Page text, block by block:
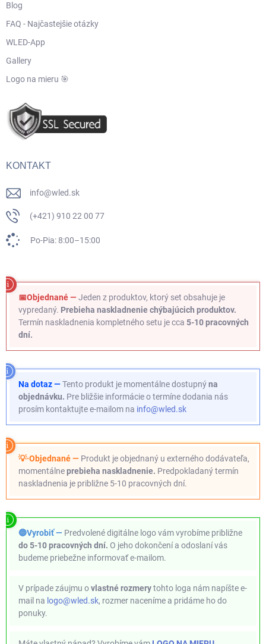
Blog
FAQ - Najčastejšie otázky
WLED-App
Gallery
Logo na mieru 🎯
KONTAKT
info@wled.sk
(+421) 910 22 00 77
Po-Pia: 8:00–15:00
📅Objednané —Jeden z produktov, ktorý set obsahuje je
vypredaný. Prebieha naskladnenie chýbajúcich produktov.
Termín naskladnenia kompletného setu je cca 5-10 pracovných
dní.
Na dotaz —Tento produkt je momentálne dostupnýna
objednávku. Pre bližšie informácie o termíne dodania nás
prosím kontaktujte e-mailom na info@wled.sk
💡·Objednané — Produkt je objednaný u externého dodávateľa,
momentálneprebieha naskladnenie. Predpokladaný termín
naskladnenia je približne 5-10 pracovných dní.
🔵Vyrobiť — Predvolené digitálne logo vám vyrobíme približne
do 5-10 pracovných dní. O jeho dokončení a odoslaní vás
budeme priebežne informovať e-mailom.
V prípade záujmu ovlastné rozmerytohto loga nám napíšte e-
mail na logo@wled.sk, rozmer naceníme a pridáme ho do
ponuky.